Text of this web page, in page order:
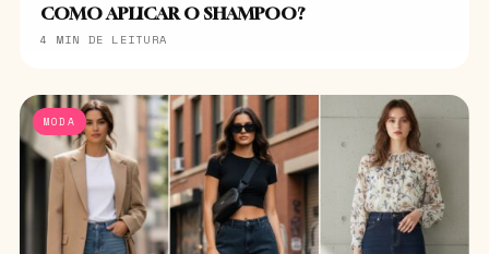
COMO APLICAR O SHAMPOO?
4 MIN DE LEITURA
MODA